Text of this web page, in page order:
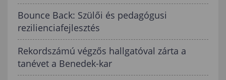
Bounce Back: Szülői és pedagógusi
rezilienciafejlesztés
Rekordszámú végzős hallgatóval zárta a
tanévet a Benedek-kar